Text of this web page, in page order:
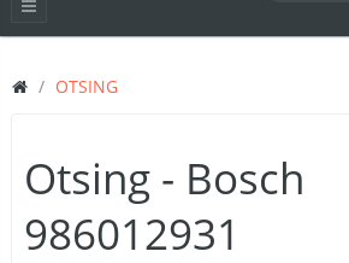
OTSING
Otsing - Bosch
986012931